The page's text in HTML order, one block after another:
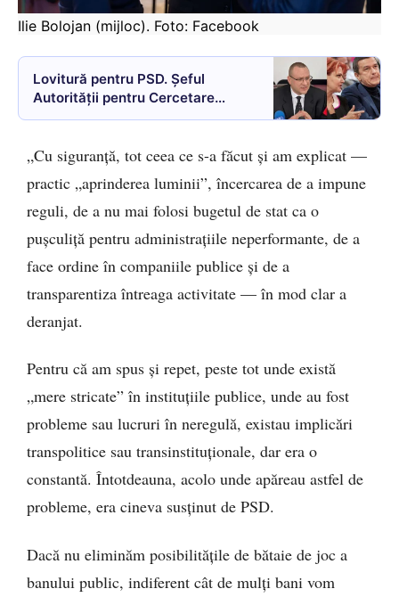
Ilie Bolojan (mijloc). Foto: Facebook
Lovitură pentru PSD. Șeful
Autorității pentru Cercetare
refuză să demisioneze: „Nu putem
europene”
„Cu siguranță, tot ceea ce s-a făcut și am explicat —
practic „aprinderea luminii”, încercarea de a impune
reguli, de a nu mai folosi bugetul de stat ca o
pușculiță pentru administrațiile neperformante, de a
face ordine în companiile publice și de a
transparentiza întreaga activitate — în mod clar a
deranjat.
Pentru că am spus și repet, peste tot unde există
„mere stricate” în instituțiile publice, unde au fost
probleme sau lucruri în neregulă, existau implicări
transpolitice sau transinstituționale, dar era o
constantă. Întotdeauna, acolo unde apăreau astfel de
probleme, era cineva susținut de PSD.
Dacă nu eliminăm posibilitățile de bătaie de joc a
banului public, indiferent cât de mulți bani vom